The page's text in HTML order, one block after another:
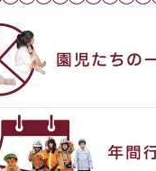
健やかな保育園LIFE！
園児たちの一日